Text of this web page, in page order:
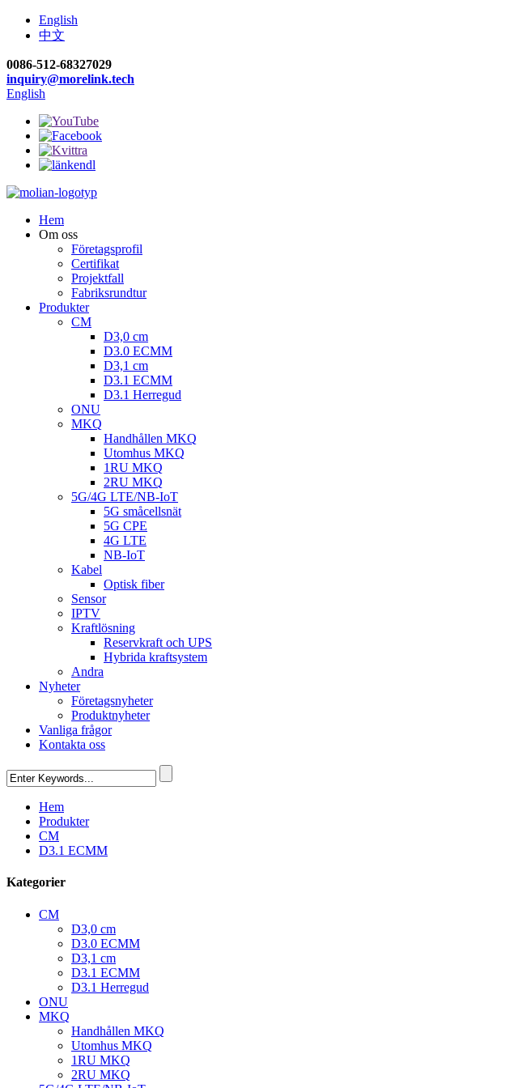
English
中文
0086-512-68327029
inquiry@morelink.tech
English
Hem
Om oss
Företagsprofil
Certifikat
Projektfall
Fabriksrundtur
Produkter
CM
D3,0 cm
D3.0 ECMM
D3,1 cm
D3.1 ECMM
D3.1 Herregud
ONU
MKQ
Handhållen MKQ
Utomhus MKQ
1RU MKQ
2RU MKQ
5G/4G LTE/NB-IoT
5G småcellsnät
5G CPE
4G LTE
NB-IoT
Kabel
Optisk fiber
Sensor
IPTV
Kraftlösning
Reservkraft och UPS
Hybrida kraftsystem
Andra
Nyheter
Företagsnyheter
Produktnyheter
Vanliga frågor
Kontakta oss
Hem
Produkter
CM
D3.1 ECMM
Kategorier
CM
D3,0 cm
D3.0 ECMM
D3,1 cm
D3.1 ECMM
D3.1 Herregud
ONU
MKQ
Handhållen MKQ
Utomhus MKQ
1RU MKQ
2RU MKQ